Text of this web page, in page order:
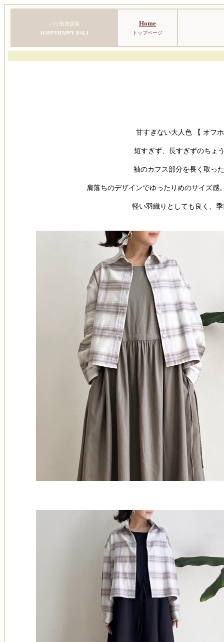
バリ島雑貨屋
HAPPYHAPPY BALI
Home
トップページ
甘すぎない大人色 【 オフ
短すぎず、長すぎずのちょ
袖のカフス部分を長く取っ
肩落ちのデザインでゆったりめのサイズ
軽い羽織りとしても良く、